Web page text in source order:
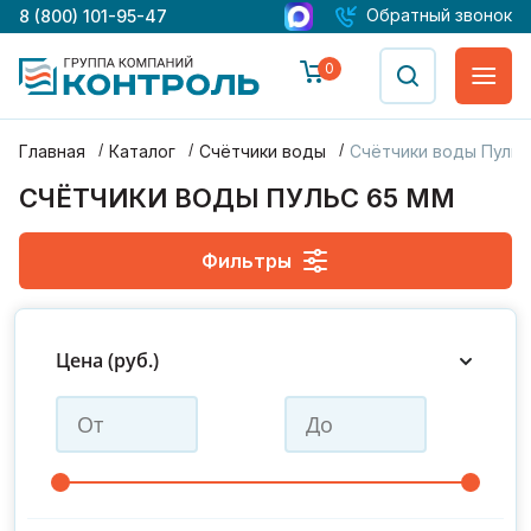
8 (800) 101-95-47 Обратный звонок
0
Главная Каталог Счётчики воды Счётчики воды Пульс
СЧЁТЧИКИ ВОДЫ ПУЛЬС 65 ММ
Фильтры
Цена (руб.)
ДУ 65
ДУ 80